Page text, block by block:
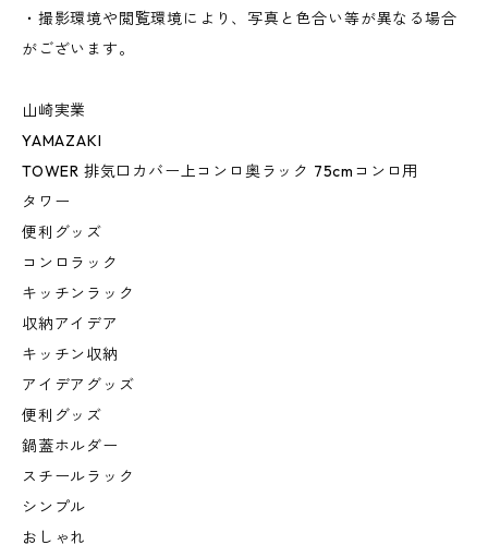
・撮影環境や閲覧環境により、写真と色合い等が異なる場合
がございます。
山崎実業
YAMAZAKI
TOWER 排気口カバー上コンロ奥ラック 75cmコンロ用
タワー
便利グッズ
コンロラック
キッチンラック
収納アイデア
キッチン収納
アイデアグッズ
便利グッズ
鍋蓋ホルダー
スチールラック
シンプル
おしゃれ